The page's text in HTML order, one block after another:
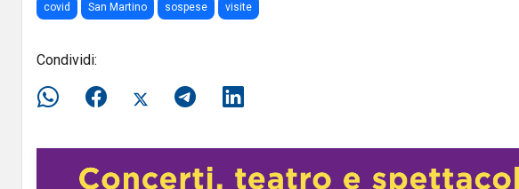
covid San Martino sospese visite
Condividi: